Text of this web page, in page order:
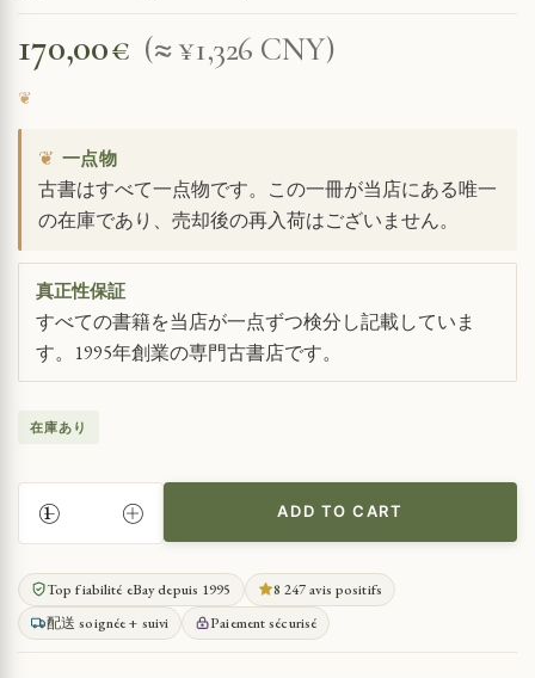
170,00€ (≈ ¥1,326 CNY)
❦ 一点物
古書はすべて一点物です。この一冊が当店にある唯一
の在庫であり、売却後の再入荷はございません。
真正性保証
すべての書籍を当店が一点ずつ検分し記載していま
す。1995年創業の専門古書店です。
在庫あり
MONTESQUIEU
の
政
治
法
に
ADD TO CART
Top fiabilité eBay depuis 1995
8 247 avis positifs
配送 soignée + suivi
Paiement sécurisé